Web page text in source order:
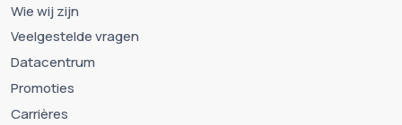
Wie wij zijn
Veelgestelde vragen
Datacentrum
Promoties
Carrières